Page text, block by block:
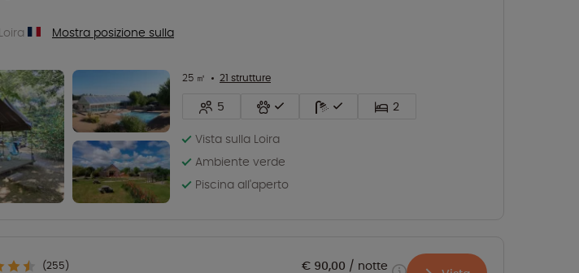
Mostra posizione sulla
25 ㎡ 21 strutture
5
2
Vista sulla Loira
Ambiente verde
Piscina all'aperto
(255) € 90,00 notte